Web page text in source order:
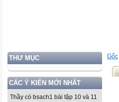
THƯ MỤC
CÁC Ý KIẾN MỚI NHẤT
Thầy có bsach1 bài tập 10 và 11
Gốc